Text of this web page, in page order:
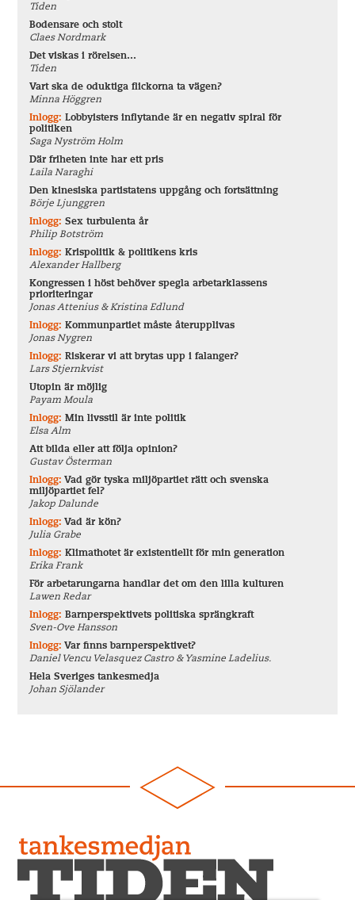
Tiden
Bodensare och stolt
Claes Nordmark
Det viskas i rörelsen…
Tiden
Vart ska de oduktiga flickorna ta vägen?
Minna Höggren
Inlogg:Lobbyisters inflytande är en negativ spiral för
politiken
Saga Nyström Holm
Där friheten inte har ett pris
Laila Naraghi
Den kinesiska partistatens uppgång och fortsättning
Börje Ljunggren
Inlogg:Sex turbulenta år
Philip Botström
Inlogg:Krispolitik & politikens kris
Alexander Hallberg
Kongressen i höst behöver spegla arbetarklassens
prioriteringar
Jonas Attenius & Kristina Edlund
Inlogg:Kommunpartiet måste återupplivas
Jonas Nygren
Inlogg:Riskerar vi att brytas upp i falanger?
Lars Stjernkvist
Utopin är möjlig
Payam Moula
Inlogg:Min livsstil är inte politik
Elsa Alm
Att bilda eller att följa opinion?
Gustav Österman
Inlogg: Vad gör tyska miljöpartiet rätt och svenska
miljöpartiet fel?
Jakop Dalunde
Inlogg: Vad är kön?
Julia Grabe
Inlogg:Klimathotet är existentiellt för min generation
Erika Frank
För arbetarungarna handlar det om den lilla kulturen
Lawen Redar
Inlogg:Barnperspektivets politiska sprängkraft
Sven-Ove Hansson
Inlogg: Var finns barnperspektivet?
Daniel Vencu Velasquez Castro & Yasmine Ladelius.
Hela Sveriges tankesmedja
Johan Sjölander